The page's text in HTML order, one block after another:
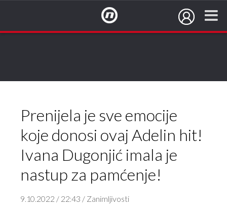
Prenijela je sve emocije
koje donosi ovaj Adelin hit!
Ivana Dugonjić imala je
nastup za pamćenje!
9.10.2022 / 22:43 / Zanimljivosti